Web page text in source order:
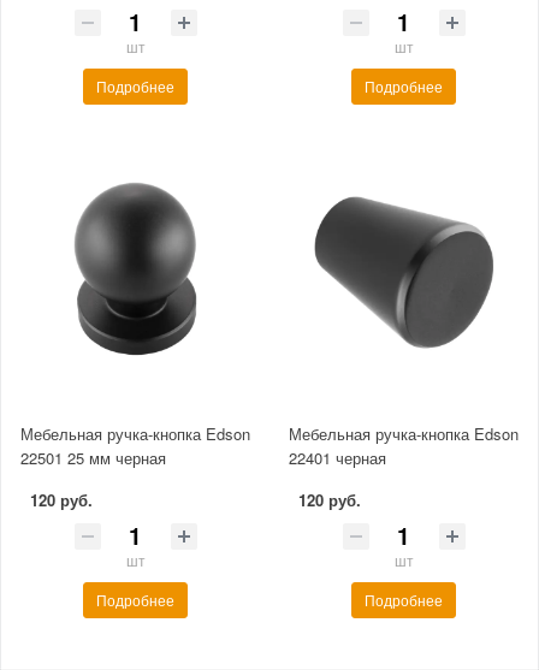
шт
Подробнее
шт
Подробнее
Мебельная ручка-кнопка Edson
22501 25 мм черная
120 руб.
шт
Подробнее
Мебельная ручка-кнопка Edson
22401 черная
120 руб.
шт
Подробнее